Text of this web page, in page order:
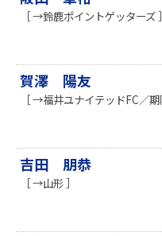
［ →鈴鹿ポイントゲッターズ ］
賀澤 陽友
［ →福井ユナイテッドFC／期
吉田 朋恭
［ →山形 ］